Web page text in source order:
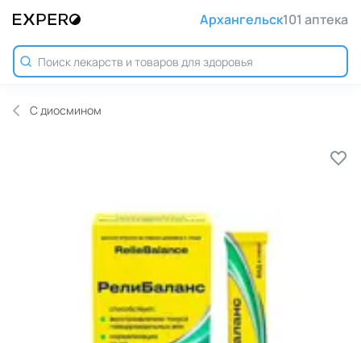
Архангельск101 аптека
С диосмином